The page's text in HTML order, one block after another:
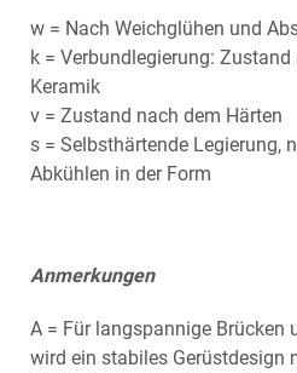
w = Nach Weichglühen und
k = Verbundlegierung:
Keramik
v = Zustand nach dem Härten
s = Selbsthärtende Legierung,
Abkühlen in der Form
Anmerkungen
A = Für langspannige Brücken
wird ein stabiles Gerüstdesign